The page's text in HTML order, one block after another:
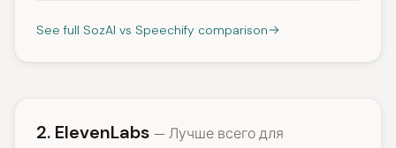
See full SozAI vs Speechify comparison
2. ElevenLabs — Лучше всего для